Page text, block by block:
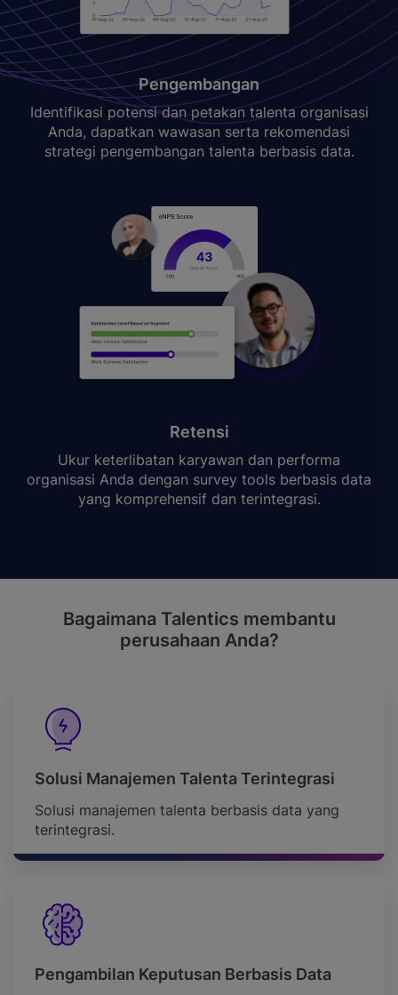
Pengembangan
Identifikasi potensi dan petakan talenta organisasi
Anda, dapatkan wawasan serta rekomendasi
strategi pengembangan talenta berbasis data.
Retensi
Ukur keterlibatan karyawan dan performa
organisasi Anda dengan survey tools berbasis data
yang komprehensif dan terintegrasi.
Bagaimana Talentics membantu
perusahaan Anda?
Solusi Manajemen Talenta Terintegrasi
Solusi manajemen talenta berbasis data yang
terintegrasi.
Pengambilan Keputusan Berbasis Data